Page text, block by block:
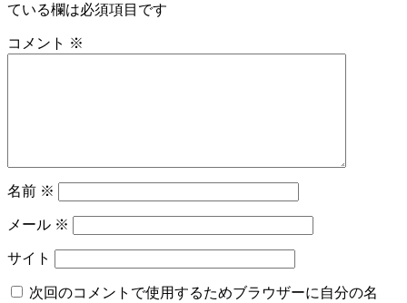
ている欄は必須項目です
コメント ※
名前 ※
メール ※
サイト
次回のコメントで使用するためブラウザーに自分の名